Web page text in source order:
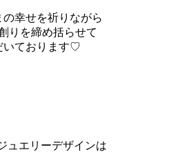
幸せを祈りながら
りを締め括らせて
いております♡
ュエリーデザインは